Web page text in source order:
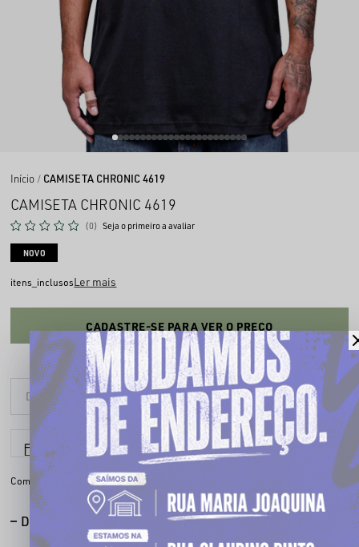
Início CAMISETA CHRONIC 4619
CAMISETA CHRONIC 4619
(0) Seja o primeiro a avaliar
NOVO
itens_inclusosLer mais
CADASTRE-SE PARA VER O PREÇO
Parcele em até 6x sem juros
Compartilhe:
DESCRIÇÃO COMPLETA